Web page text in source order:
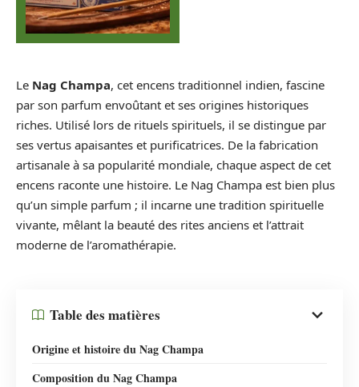
Le Nag Champa, cet encens traditionnel indien, fascine
par son parfum envoûtant et ses origines historiques
riches. Utilisé lors de rituels spirituels, il se distingue par
ses vertus apaisantes et purificatrices. De la fabrication
artisanale à sa popularité mondiale, chaque aspect de cet
encens raconte une histoire. Le Nag Champa est bien plus
qu’un simple parfum ; il incarne une tradition spirituelle
vivante, mêlant la beauté des rites anciens et l’attrait
moderne de l’aromathérapie.
Table des matières
Origine et histoire du Nag Champa
Composition du Nag Champa